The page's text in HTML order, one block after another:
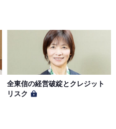
全東信の経営破綻とクレジット
リスク